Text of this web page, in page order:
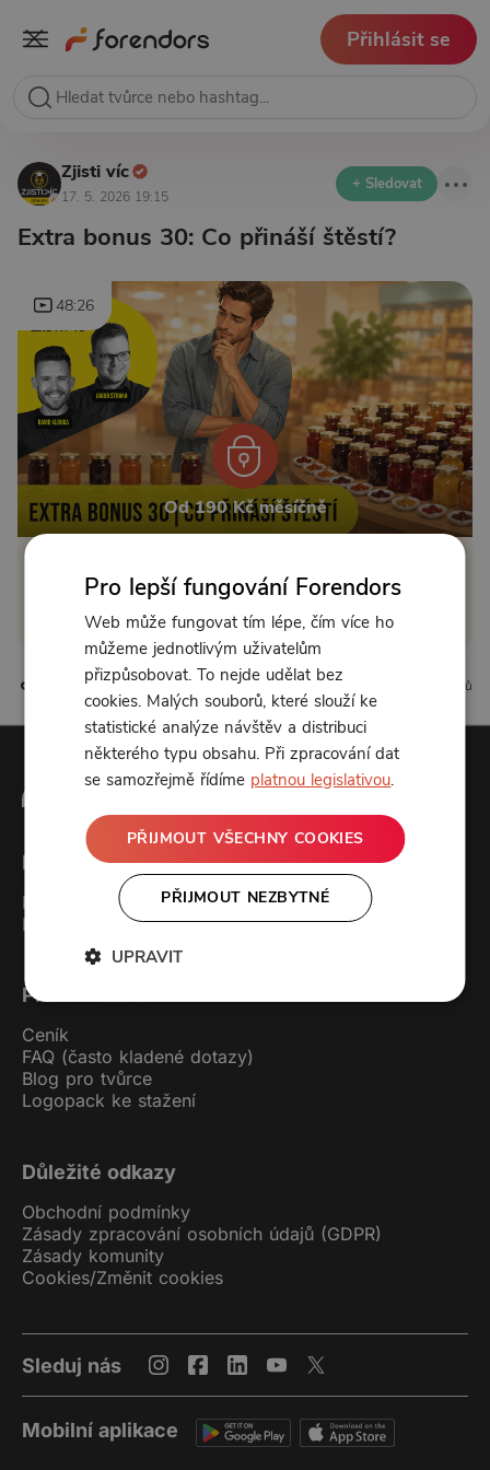
Přihlásit se
Zjisti víc
17. 5. 2026 19:15
+ Sledovat
Extra bonus 30: Co přináší štěstí?
48:26
Od 190 Kč měsíčně
Klikněte pro odemčení
nebo sepřihlaste
1 komentářů
Forendors
Kontakt
Podcast studio
Pro uživatele
Ceník
FAQ (často kladené dotazy)
Blog pro tvůrce
Logopack ke stažení
Důležité odkazy
Obchodní podmínky
Zásady zpracování osobních údajů (GDPR)
Zásady komunity
Cookies/Změnit cookies
Sleduj nás
Mobilní aplikace
Pro lepší fungování Forendors
Web může fungovat tím lépe, čím více ho
můžeme jednotlivým uživatelům
přizpůsobovat. To nejde udělat bez
cookies. Malých souborů, které slouží ke
statistické analýze návštěv a distribuci
některého typu obsahu. Při zpracování dat
se samozřejmě řídíme platnou legislativou.
PŘIJMOUT VŠECHNY COOKIES
PŘIJMOUT NEZBYTNÉ
UPRAVIT